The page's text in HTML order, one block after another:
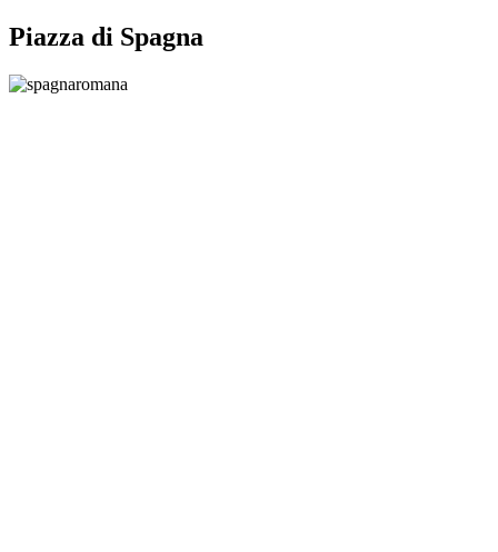
Piazza di Spagna